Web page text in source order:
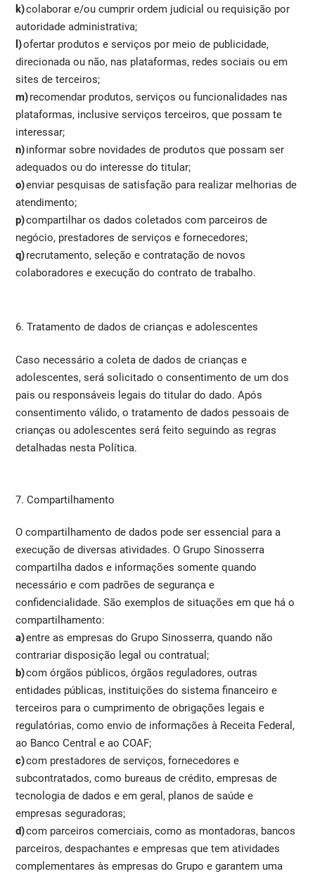
k)colaborar e/ou cumprir ordem judicial ou requisição por
autoridade administrativa;
l)ofertar produtos e serviços por meio de publicidade,
direcionada ou não, nas plataformas, redes sociais ou em
sites de terceiros;
m)recomendar produtos, serviços ou funcionalidades nas
plataformas, inclusive serviços terceiros, que possam te
interessar;
n)informar sobre novidades de produtos que possam ser
adequados ou do interesse do titular;
o)enviar pesquisas de satisfação para realizar melhorias de
atendimento;
p)compartilhar os dados coletados com parceiros de
negócio, prestadores de serviços e fornecedores;
q)recrutamento, seleção e contratação de novos
colaboradores e execução do contrato de trabalho.
6. Tratamento de dados de crianças e adolescentes
Caso necessário a coleta de dados de crianças e
adolescentes, será solicitado o consentimento de um dos
pais ou responsáveis legais do titular do dado. Após
consentimento válido, o tratamento de dados pessoais de
crianças ou adolescentes será feito seguindo as regras
detalhadas nesta Política.
7. Compartilhamento
O compartilhamento de dados pode ser essencial para a
execução de diversas atividades. O Grupo Sinosserra
compartilha dados e informações somente quando
necessário e com padrões de segurança e
confidencialidade. São exemplos de situações em que há o
compartilhamento:
a)entre as empresas do Grupo Sinosserra, quando não
contrariar disposição legal ou contratual;
b)com órgãos públicos, órgãos reguladores, outras
entidades públicas, instituições do sistema financeiro e
terceiros para o cumprimento de obrigações legais e
regulatórias, como envio de informações à Receita Federal,
ao Banco Central e ao COAF;
c)com prestadores de serviços, fornecedores e
subcontratados, como bureaus de crédito, empresas de
tecnologia de dados e em geral, planos de saúde e
empresas seguradoras;
d)com parceiros comerciais, como as montadoras, bancos
parceiros, despachantes e empresas que tem atividades
complementares às empresas do Grupo e garantem uma